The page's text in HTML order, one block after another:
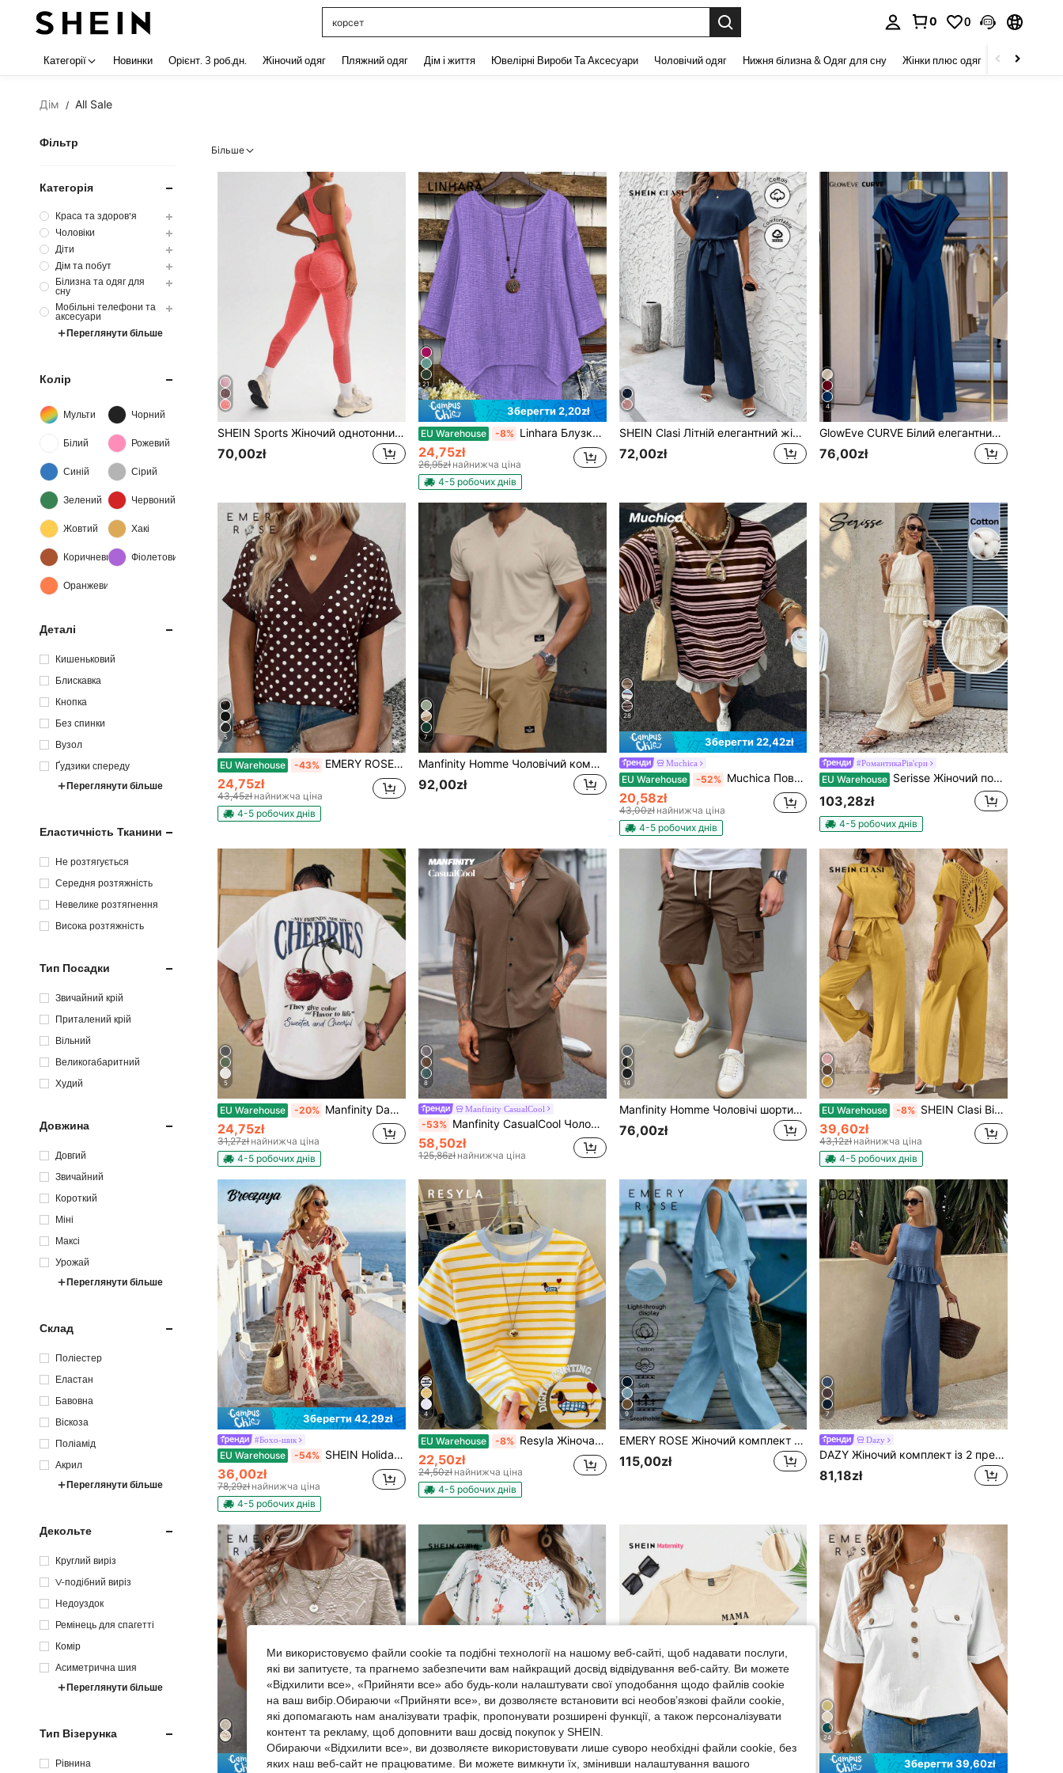
босоножки женские
0 0
Категорії Новинки Орiєнт. 3 роб.дн. Жіночий одяг Пляжний одяг Дім і життя Ювелірні Вироби Та Аксесуари Чоловічий одяг Нижня білизна & Одяг для сну Жінки плюс одяг Краса та
Дім / All Sale
Фільтр
Категорія
Краса та здоров'я
Чоловіки
Діти
Дім та побут
Білизна та одяг для
сну
Мобільні телефони та
аксесуари
Переглянути більше
Колір
Мульти Чорний
Білий Рожевий
Синій Сірий
Зелений Червоний
Жовтий Хакі
Коричневий Фіолетовий
Оранжевий
Деталі
Кишеньковий
Блискавка
Кнопка
Без спинки
Вузол
Ґудзики спереду
Переглянути більше
Еластичність Тканини
Не розтягується
Середня розтяжність
Невелике розтягнення
Висока розтяжність
Тип Посадки
Звичайний крій
Приталений крій
Вільний
Великогабаритний
Худий
Довжина
Довгий
Звичайний
Короткий
Міні
Максі
Урожай
Переглянути більше
Склад
Поліестер
Еластан
Бавовна
Віскоза
Поліамід
Акрил
Переглянути більше
Декольте
Круглий виріз
V-подібний виріз
Недоуздок
Ремінець для спагетті
Комір
Асиметрична шия
Переглянути більше
Тип Візерунка
Рівнина
Більше
SHEIN Sports Жіночий однотонний спортивний комплект без рукавів, укорочений топ та легінси, для тренувань
70,00zł
21
Зберегти 2,20zł
EU Warehouse -8% Linhara Блузка великого розміру з суцільним кольором, круглим вирізом, заниженими плечима та асиметричним подолом
24,75zł
26,95zł найнижча ціна
4-5 робочих днів
SHEIN Clasi Літній елегантний жіночий синій прохолодний лляний плісований комбінезон з короткими рукавами та зав'язаною талією, підходить для різних випадків, щоденних подорожей, прогулянок тощо
72,00zł
4
GlowEve CURVE Білий елегантний зручний комбінезон великих розмірів
76,00zł
5
EU Warehouse -43% EMERY ROSE Нова жіноча повсякденна універсальна футболка з короткими рукавами та V-подібним вирізом у горошок, шоколадного кольору, великих розмірів
24,75zł
43,45złнайнижча ціна
4-5 робочих днів
7
Manfinity Homme Чоловічий комплект з повсякденної футболки та шортів з графічним принтом, літній
92,00zł
28
Зберегти 22,42zł
Muchica
EU Warehouse -52% Muchica Повсякденна мінімалістична футболка вільного крою з круглим вирізом та коротким рукавом для жінок, підходить для літа
20,58zł
43,00zł найнижча ціна
4-5 робочих днів
#РомантикаРів'єри
EU Warehouse Serisse Жіночий повсякденний комплект із 2 предметів: смугастий топ із воланами та штани з широкими штанинами
103,28zł
4-5 робочих днів
5
EU Warehouse -20% Manfinity Dauomo Чоловіча футболка з круглим вирізом та принтом вишневих фруктів
24,75zł
31,27złнайнижча ціна
4-5 робочих днів
8
Manfinity CasualCool
-53% Manfinity CasualCool Чоловічий літній повсякденний комплект для відпустки та щоденних поїздок у мінімалістичному стилі: однотонна сорочка з коротким рукавом і шорти на затяжці
58,50zł
125,86zł найнижча ціна
14
Manfinity Homme Чоловічі шорти-карго з еластичною талією та кишенями на шнурку, суцільного кольору
76,00zł
EU Warehouse -8% SHEIN Clasi Відпустка Квіткова оздоблена Суцільний колір Повсякденний комбінезон з короткими рукавами з круглим вирізом
39,60zł
43,12złнайнижча ціна
4-5 робочих днів
Зберегти 42,29zł
#Бохо-шик
EU Warehouse -54% SHEIN Holidaya Жіноча елегантна сукня для відпустки з квітковим принтом та V-подібним вирізом
36,00zł
78,29złнайнижча ціна
4-5 робочих днів
4
EU Warehouse -8% Resyla Жіноча футболка великих розмірів, смугастий крой з принтом ковбасок і собак, круглий виріз, звичайний крій / Щоденний повсякденний / Літо
22,50zł
24,50zł найнижча ціна
4-5 робочих днів
9
EMERY ROSE Жіночий комплект з 2 предметів: блузка з відкритими плечима, V-подібним вирізом та бавовняні штани
115,00zł
7
Dazy
DAZY Жіночий комплект із 2 предметів: вільний повсякденний топ без рукавів та довгі штани з прямими штанинами, весна-літо-осінь
81,18zł
Зберегти 29,92zł Зберегти 1,32zł
24
Зберегти 39,60zł
Ми використовуємо файли cookie та подібні технології на нашому веб-сайті, щоб надавати послуги,
які ви запитуєте, та прагнемо забезпечити вам найкращий досвід відвідування веб-сайту. Ви можете
«Відхилити все», «Прийняти все» або будь-коли налаштувати свої уподобання щодо файлів cookie
на ваш вибір.Обираючи «Прийняти все», ви дозволяєте встановити всі необов’язкові файли cookie,
які допомагають нам аналізувати трафік, пропонувати розширені функції, а також персоналізувати
контент та рекламу, щоб доповнити ваш досвід покупок у SHEIN.
Обираючи «Відхилити все», ви дозволяєте використовувати лише суворо необхідні файли cookie, без
яких наш веб-сайт не працюватиме. Ви можете вимкнути їх, змінивши налаштування вашого